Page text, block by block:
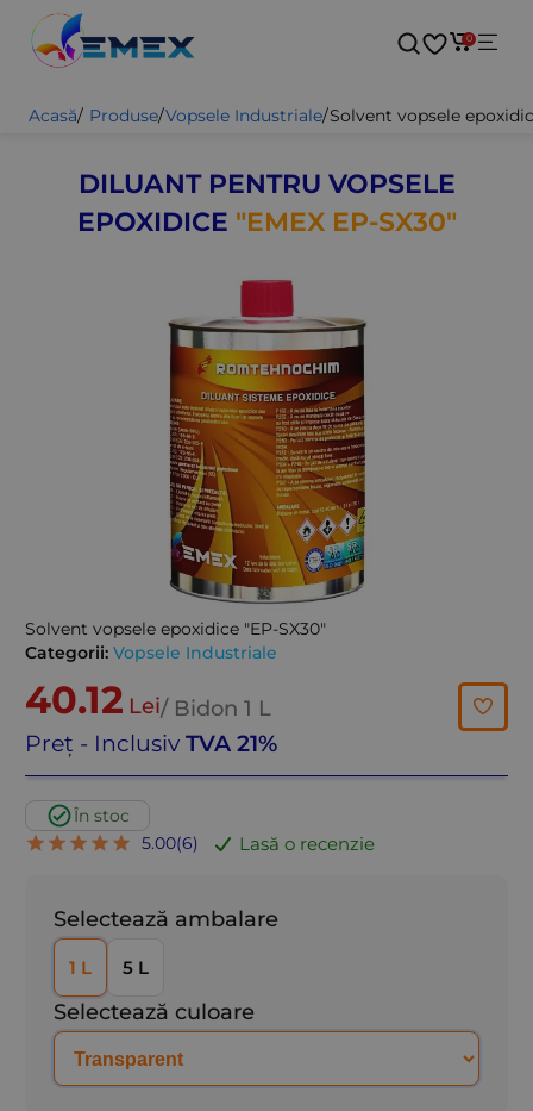
0
Acasă/ Produse/Vopsele Industriale/Solvent vopsele
DILUANT PENTRU VOPSELE
EPOXIDICE "EMEX EP-SX30"
Solvent vopsele epoxidice "EP-SX30"
Categorii: Vopsele Industriale
40.12 Lei/ Bidon 1 L
Preț - Inclusiv TVA 21%
În stoc
5.00(6) Lasă o recenzie
Selectează ambalare
1 L 5 L
Selectează culoare